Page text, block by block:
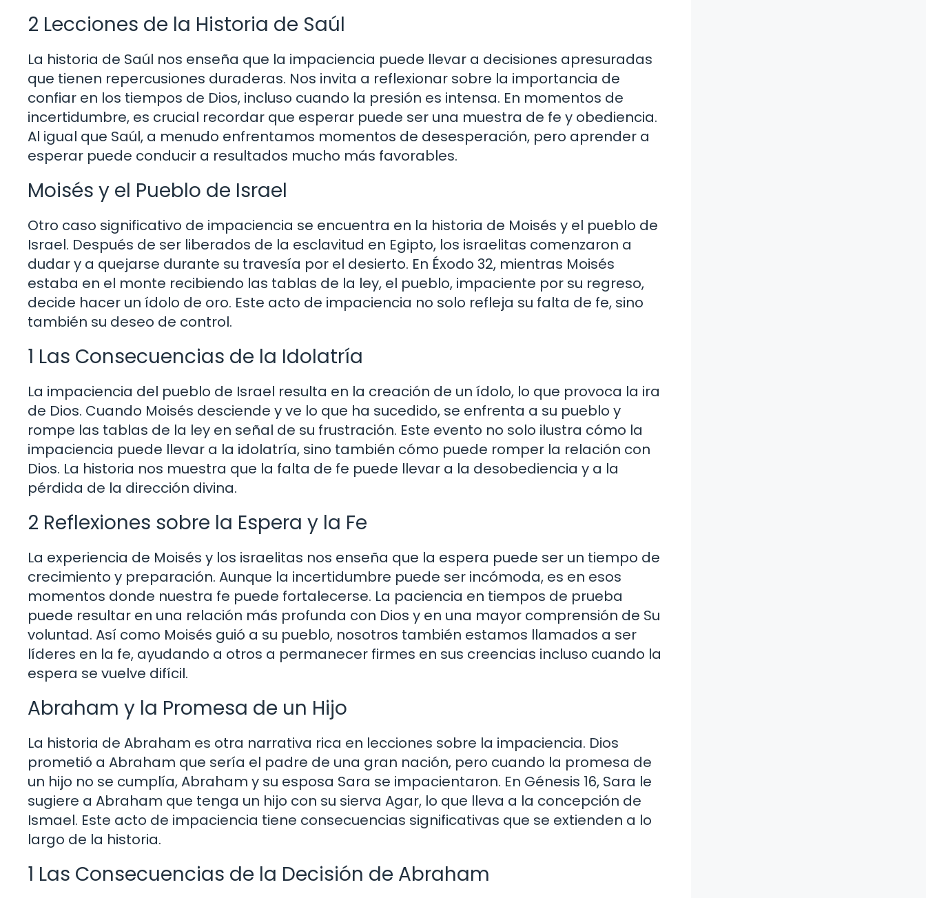
2 Lecciones de la Historia de Saúl
La historia de Saúl nos enseña que la impaciencia puede llevar a decisiones apresuradas
que tienen repercusiones duraderas. Nos invita a reflexionar sobre la importancia de
confiar en los tiempos de Dios, incluso cuando la presión es intensa. En momentos de
incertidumbre, es crucial recordar que esperar puede ser una muestra de fe y obediencia.
Al igual que Saúl, a menudo enfrentamos momentos de desesperación, pero aprender a
esperar puede conducir a resultados mucho más favorables.
Moisés y el Pueblo de Israel
Otro caso significativo de impaciencia se encuentra en la historia de Moisés y el pueblo de
Israel. Después de ser liberados de la esclavitud en Egipto, los israelitas comenzaron a
dudar y a quejarse durante su travesía por el desierto. En Éxodo 32, mientras Moisés
estaba en el monte recibiendo las tablas de la ley, el pueblo, impaciente por su regreso,
decide hacer un ídolo de oro. Este acto de impaciencia no solo refleja su falta de fe, sino
también su deseo de control.
1 Las Consecuencias de la Idolatría
La impaciencia del pueblo de Israel resulta en la creación de un ídolo, lo que provoca la ira
de Dios. Cuando Moisés desciende y ve lo que ha sucedido, se enfrenta a su pueblo y
rompe las tablas de la ley en señal de su frustración. Este evento no solo ilustra cómo la
impaciencia puede llevar a la idolatría, sino también cómo puede romper la relación con
Dios. La historia nos muestra que la falta de fe puede llevar a la desobediencia y a la
pérdida de la dirección divina.
2 Reflexiones sobre la Espera y la Fe
La experiencia de Moisés y los israelitas nos enseña que la espera puede ser un tiempo de
crecimiento y preparación. Aunque la incertidumbre puede ser incómoda, es en esos
momentos donde nuestra fe puede fortalecerse. La paciencia en tiempos de prueba
puede resultar en una relación más profunda con Dios y en una mayor comprensión de Su
voluntad. Así como Moisés guió a su pueblo, nosotros también estamos llamados a ser
líderes en la fe, ayudando a otros a permanecer firmes en sus creencias incluso cuando la
espera se vuelve difícil.
Abraham y la Promesa de un Hijo
La historia de Abraham es otra narrativa rica en lecciones sobre la impaciencia. Dios
prometió a Abraham que sería el padre de una gran nación, pero cuando la promesa de
un hijo no se cumplía, Abraham y su esposa Sara se impacientaron. En Génesis 16, Sara le
sugiere a Abraham que tenga un hijo con su sierva Agar, lo que lleva a la concepción de
Ismael. Este acto de impaciencia tiene consecuencias significativas que se extienden a lo
largo de la historia.
1 Las Consecuencias de la Decisión de Abraham